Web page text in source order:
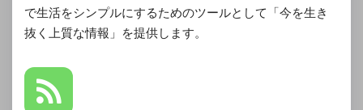
で生活をシンプルにするためのツールとして「今を生き
抜く上質な情報」を提供します。